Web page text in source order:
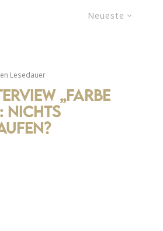
Neueste
Lesedauer
„Farbe
Nichts